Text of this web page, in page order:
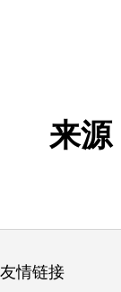
来
友情链接